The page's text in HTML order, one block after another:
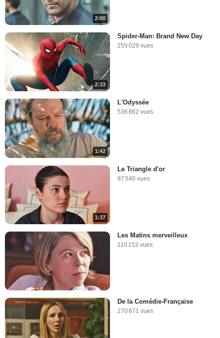
2:00
2:33
Spider-Man: Brand New Day
255 029 vues
1:42
L'Odyssée
536 862 vues
1:37
Le Triangle d'or
97 540 vues
Les Matins merveilleux
110 153 vues
De la Comédie-Française
270 671 vues